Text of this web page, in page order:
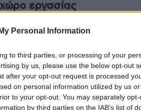
Personal Information
to third parties, or processing of your
by us, please use the below opt-out
after your opt-out request is processed
on personal information utilized by us
to your opt-out. You may separately
by third parties on the IAB’s list of
εργασίας
αποτελεί ένα σημαντικό
Υγείας: Οι μισοί